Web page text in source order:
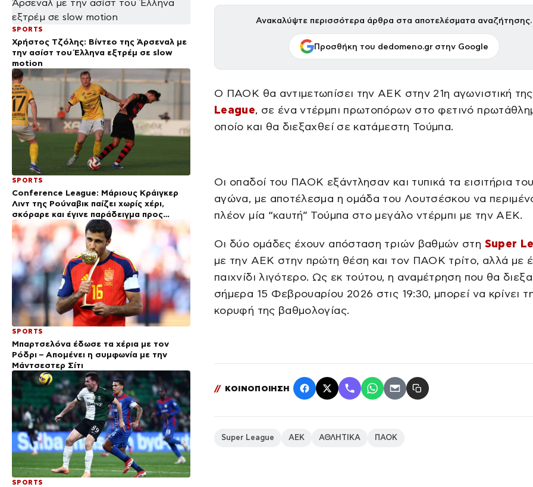
SPORTS
Χρήστος Τζόλης: Βίντεο της Άρσεναλ με
την ασίστ του Έλληνα εξτρέμ σε slow
motion
SPORTS
Conference League: Μάριους Κράιγκερ
Λιντ της Ρούναβικ παίζει χωρίς χέρι,
σκόραρε και έγινε παράδειγμα προς
μίμηση
SPORTS
Μπαρτσελόνα έδωσε τα χέρια με τον
Ρόδρι – Απομένει η συμφωνία με την
Μάντσεστερ Σίτι
SPORTS
Ανακαλύψτε περισσότερα άρθρα στα αποτελέσματα αναζήτησης.
Προσθήκη του dedomeno.gr στην Google
Ο ΠΑΟΚ θα αντιμετωπίσει την ΑΕΚ στην 21η αγωνιστική
League, σε ένα ντέρμπι πρωτοπόρων στο φετινό
οποίο και θα διεξαχθεί σε κατάμεστη Τούμπα.
Οι οπαδοί του ΠΑΟΚ εξάντλησαν και τυπικά τα εισιτήρια του
αγώνα, με αποτέλεσμα η ομάδα του Λουτσέσκου να
πλέον μία “καυτή” Τούμπα στο μεγάλο ντέρμπι με την ΑΕΚ.
Οι δύο ομάδες έχουν απόσταση τριών βαθμών στη Super
με την ΑΕΚ στην πρώτη θέση και τον ΠΑΟΚ τρίτο, αλλά με
παιχνίδι λιγότερο. Ως εκ τούτου, η αναμέτρηση που θα
σήμερα 15 Φεβρουαρίου 2026 στις 19:30, μπορεί να κρίνει
κορυφή της βαθμολογίας.
// ΚΟΙΝΟΠΟΙΗΣΗ
Super League ΑΕΚ ΑΘΛΗΤΙΚΑ ΠΑΟΚ